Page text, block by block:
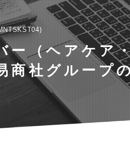
ー（ヘアケア
商社グループ